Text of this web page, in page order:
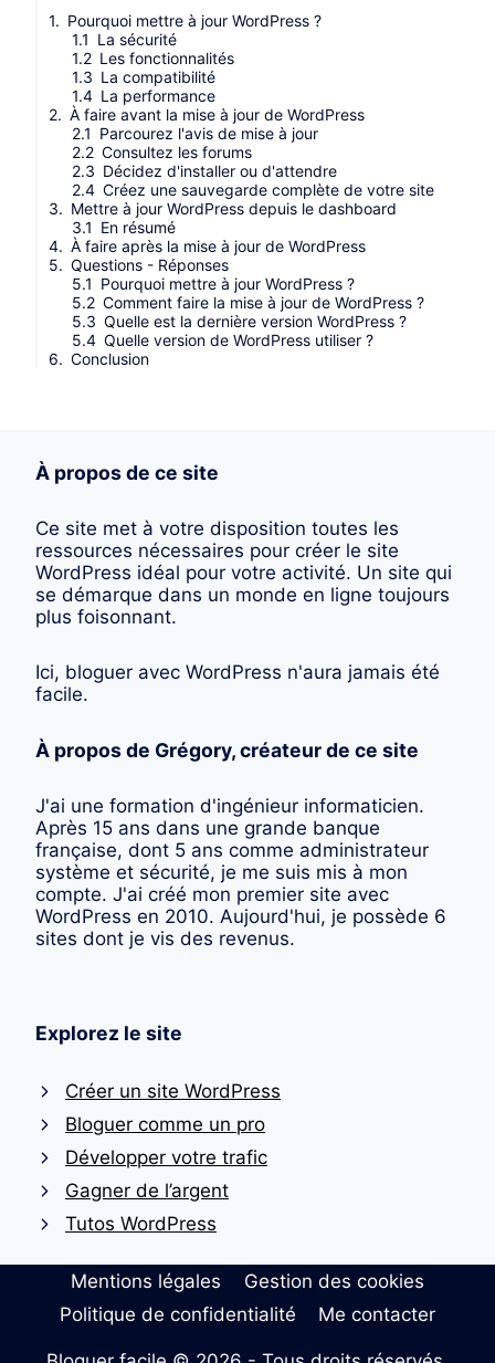
Pourquoi mettre à jour WordPress ?
La sécurité
Les fonctionnalités
La compatibilité
La performance
À faire avant la mise à jour de WordPress
Parcourez l'avis de mise à jour
Consultez les forums
Décidez d'installer ou d'attendre
Créez une sauvegarde complète de votre site
Mettre à jour WordPress depuis le dashboard
En résumé
À faire après la mise à jour de WordPress
Questions - Réponses
Pourquoi mettre à jour WordPress ?
Comment faire la mise à jour de WordPress ?
Quelle est la dernière version WordPress ?
Quelle version de WordPress utiliser ?
Conclusion
À propos de ce site
Ce site met à votre disposition toutes les
ressources nécessaires pour créer le site
WordPress idéal pour votre activité. Un site qui
se démarque dans un monde en ligne toujours
plus foisonnant.
Ici, bloguer avec WordPress n'aura jamais été
facile.
À propos de Grégory, créateur de ce site
J'ai une formation d'ingénieur informaticien.
Après 15 ans dans une grande banque
française, dont 5 ans comme administrateur
système et sécurité, je me suis mis à mon
compte. J'ai créé mon premier site avec
WordPress en 2010. Aujourd'hui, je possède 6
sites dont je vis des revenus.
Explorez le site
Créer un site WordPress
Bloguer comme un pro
Développer votre trafic
Gagner de l’argent
Tutos WordPress
Mentions légales
Gestion des cookies
Politique de confidentialité
Me contacter